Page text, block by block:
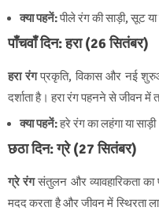
क्या पहनें:पीले रंग की साड़ी, सूट
पाँचवाँ दिन: हरा (26 सितंबर)
हरा रंगप्रकृति, विकास और नई
दर्शाता है। हरा रंग पहनने से जीवन
क्या पहनें:हरे रंग का लहंगा या
छठा दिन: ग्रे (27 सितंबर)
ग्रे रंगसंतुलन और व्यावहारिकता
मदद करता है और जीवन में स्थिरता